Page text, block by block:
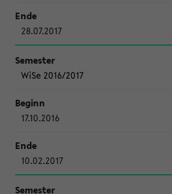
28.07.2017
WiSe 2016/2017
17.10.2016
10.02.2017